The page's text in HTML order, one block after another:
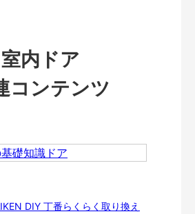
室内ドア
コンテンツ